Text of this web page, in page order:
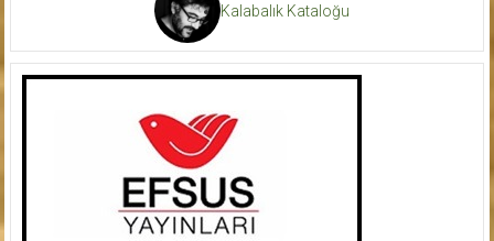
Kalabalık Kataloğu